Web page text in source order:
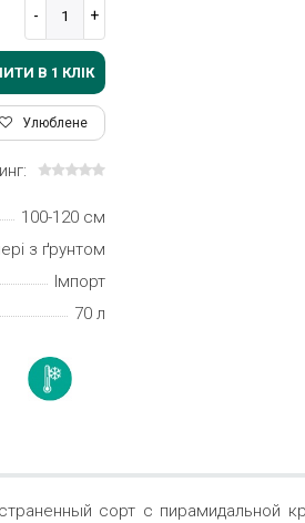
В 1 КЛIК
Улюблене
100-120 см
з ґрунтом
Імпорт
70 л
сорт с пирамидальной